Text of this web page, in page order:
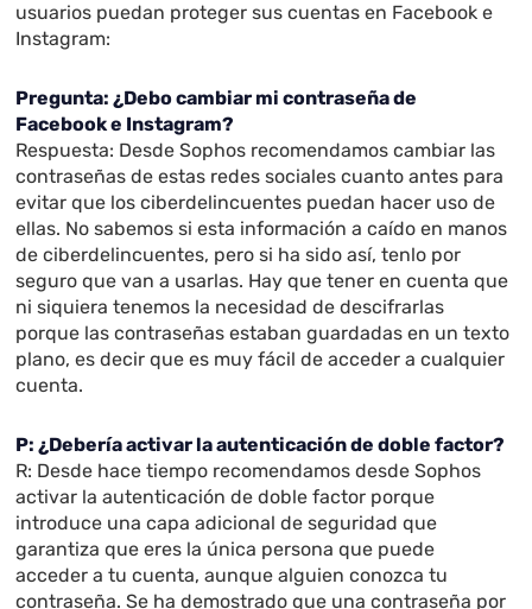
usuarios puedan proteger sus cuentas en Facebook e
Instagram:
Pregunta: ¿Debo cambiar mi contraseña de
Facebook e Instagram?
Respuesta: Desde Sophos recomendamos cambiar las
contraseñas de estas redes sociales cuanto antes para
evitar que los ciberdelincuentes puedan hacer uso de
ellas. No sabemos si esta información a caído en manos
de ciberdelincuentes, pero si ha sido así, tenlo por
seguro que van a usarlas. Hay que tener en cuenta que
ni siquiera tenemos la necesidad de descifrarlas
porque las contraseñas estaban guardadas en un texto
plano, es decir que es muy fácil de acceder a cualquier
cuenta.
P: ¿Debería activar la autenticación de doble factor?
R: Desde hace tiempo recomendamos desde Sophos
activar la autenticación de doble factor porque
introduce una capa adicional de seguridad que
garantiza que eres la única persona que puede
acceder a tu cuenta, aunque alguien conozca tu
contraseña. Se ha demostrado que una contraseña por